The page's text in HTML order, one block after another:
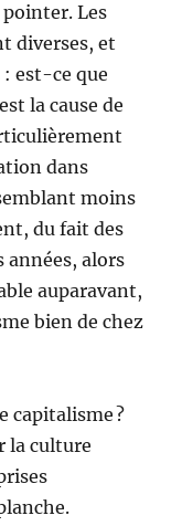
Les
diverses, et
est-ce que
la cause de
dans
moins
du fait des
années, alors
auparavant,
bien de chez
capitalisme ?
la culture